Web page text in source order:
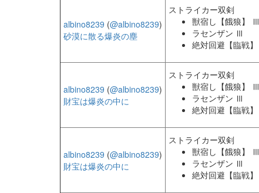
albino8239 (@albino8239)
砂漠に散る爆炎の塵
ストライカー双剣
獣宿し【餓狼】 Ⅲ
ラセンザン Ⅲ
絶対回避【臨戦】
albino8239 (@albino8239)
財宝は爆炎の中に
ストライカー双剣
獣宿し【餓狼】 Ⅲ
ラセンザン Ⅲ
絶対回避【臨戦】
albino8239 (@albino8239)
財宝は爆炎の中に
ストライカー双剣
獣宿し【餓狼】 Ⅲ
ラセンザン Ⅲ
絶対回避【臨戦】